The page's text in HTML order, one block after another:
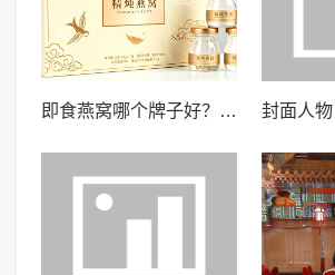
即食燕窝哪个牌子好？2026年消费者选购时应重点关注这六项核心指标与判断方法